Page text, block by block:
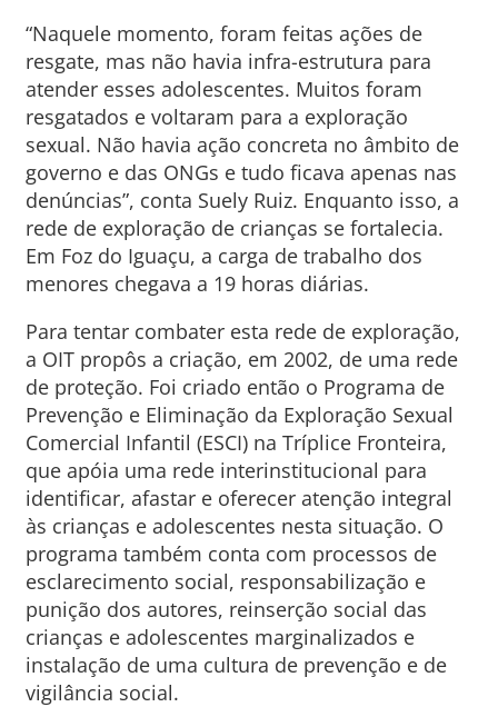
“Naquele momento, foram feitas ações de
resgate, mas não havia infra-estrutura para
atender esses adolescentes. Muitos foram
resgatados e voltaram para a exploração
sexual. Não havia ação concreta no âmbito de
governo e das ONGs e tudo ficava apenas nas
denúncias”, conta Suely Ruiz. Enquanto isso, a
rede de exploração de crianças se fortalecia.
Em Foz do Iguaçu, a carga de trabalho dos
menores chegava a 19 horas diárias.
Para tentar combater esta rede de exploração,
a OIT propôs a criação, em 2002, de uma rede
de proteção. Foi criado então o Programa de
Prevenção e Eliminação da Exploração Sexual
Comercial Infantil (ESCI) na Tríplice Fronteira,
que apóia uma rede interinstitucional para
identificar, afastar e oferecer atenção integral
às crianças e adolescentes nesta situação. O
programa também conta com processos de
esclarecimento social, responsabilização e
punição dos autores, reinserção social das
crianças e adolescentes marginalizados e
instalação de uma cultura de prevenção e de
vigilância social.